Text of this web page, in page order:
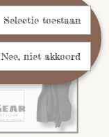
Selectie toestaan
Nee, niet akkoord